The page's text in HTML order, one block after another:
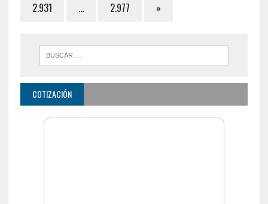
2.931
… 2.977 »
COTIZACIÓN